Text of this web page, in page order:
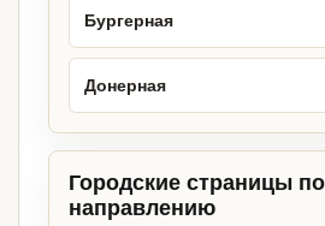
Бургерная
Донерная
Городские страницы
направлению